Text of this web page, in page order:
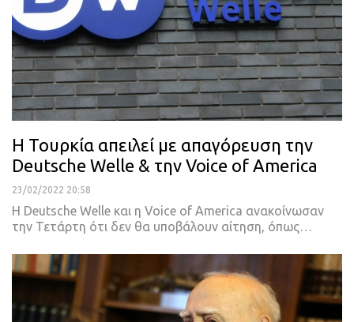
Η Τουρκία απειλεί με απαγόρευση την
Deutsche Welle & την Voice of America
23/02/2022 20:58
Η Deutsche Welle και η Voice of America ανακοίνωσαν
την Τετάρτη ότι δεν θα υποβάλουν αίτηση, όπως…